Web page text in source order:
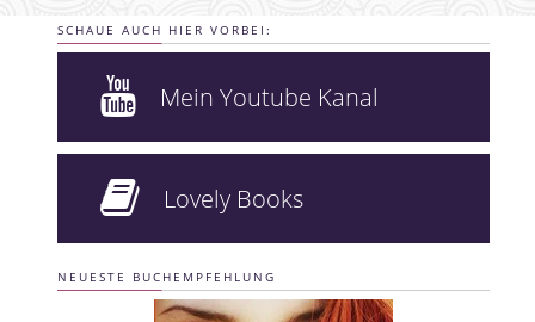
SCHAUE AUCH HIER VORBEI:
Mein Youtube Kanal
Lovely Books
NEUESTE BUCHEMPFEHLUNG